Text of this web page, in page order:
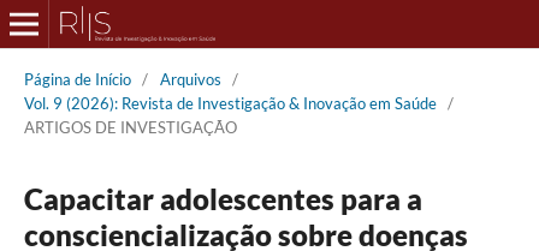
Página de Início / Arquivos
/
Vol. 9 (2026): Revista de Investigação & Inovação em Saúde /
ARTIGOS DE INVESTIGAÇÃO
Capacitar adolescentes para a
consciencialização sobre doenças